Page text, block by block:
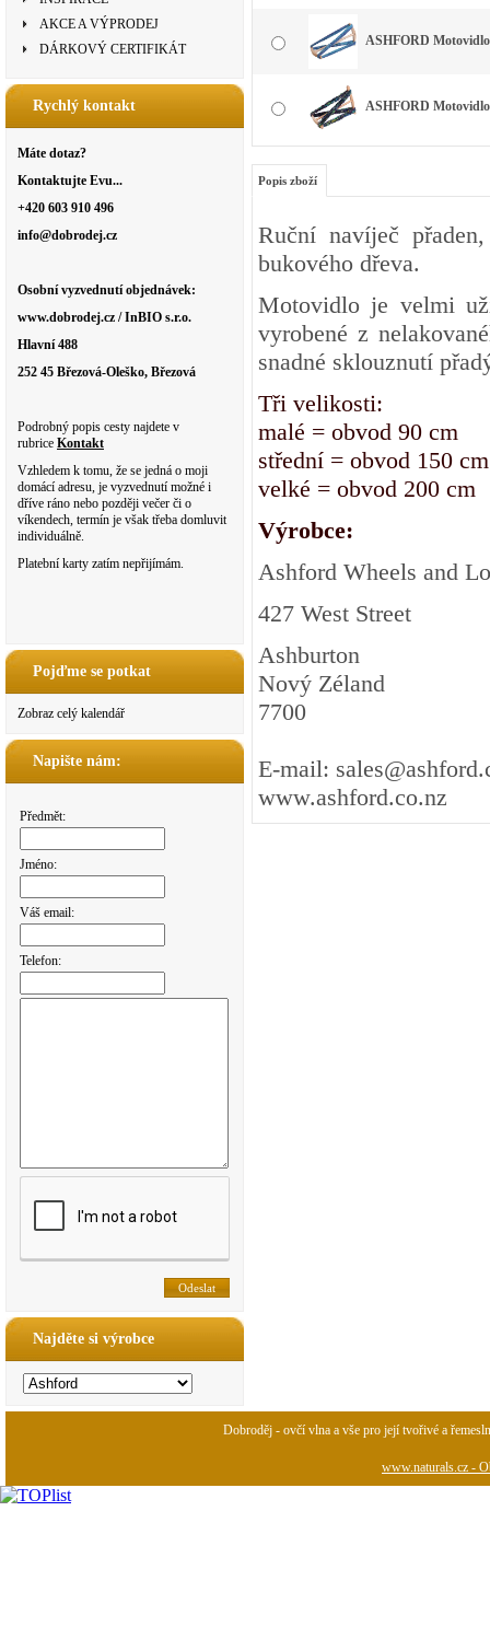
AKCE A VÝPRODEJ
DÁRKOVÝ CERTIFIKÁT
Rychlý kontakt
Máte dotaz?
Kontaktujte Evu...
+420 603 910 496
info@dobrodej.cz
Osobní vyzvednutí objednávek:
www.dobrodej.cz / InBIO s.r.o.
Hlavní 488
252 45 Březová-Oleško, Březová
Podrobný popis cesty najdete v
rubrice Kontakt
Vzhledem k tomu, že se jedná o moji
domácí adresu, je vyzvednutí možné i
dříve ráno nebo později večer či o
víkendech, termín je však třeba domluvit
individuálně.
Platební karty zatím nepřijímám.
Pojďme se potkat
Zobraz celý kalendář
Napište nám:
Předmět:
Jméno:
Váš email:
Telefon:
Najděte si výrobce
ASHFORD
ASHFORD
Popis zboží
Ruční navíječ
bukového dřeva.
Motovidlo je velmi
vyrobené z
snadné sklouznutí
Tři velikosti:
malé = obvod 90 cm
střední = obvod 150 cm
velké = obvod 200 cm
Výrobce:
Ashford Wheels and
427 West Street
Ashburton
Nový Zéland
7700
E-mail:
www.ashford.co.nz
Dobroděj - ovčí vlna a vše pro její tvořivé a
www.naturals.cz -